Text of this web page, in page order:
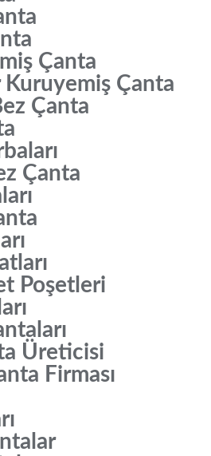
Çanta
Kuruyemiş Çanta
Çanta
Çanta
Poşetleri
Üreticisi
Firması